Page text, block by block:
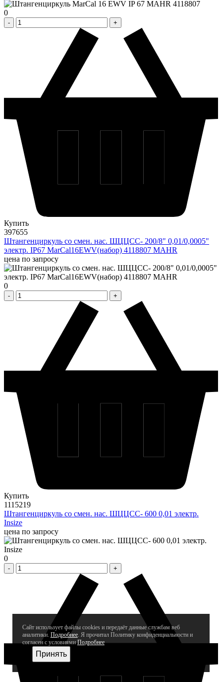
0
Купить
397655
Штангенциркуль со смен. нас. ШЦЦСС- 200/8" 0,01/0,0005"
электр. IP67 MarCal16EWV(набор) 4118807 MAHR
цена по запросу
0
Купить
1115219
Штангенциркуль со смен. нас. ШЦЦСС- 600 0,01 электр.
Insize
цена по запросу
0
Сайт использует файлы cookies и передаёт данные службам веб
аналитики. Подробнее. Я прочитал Политику конфиденциальности и
согласен с условиямиПодробнее
Принять